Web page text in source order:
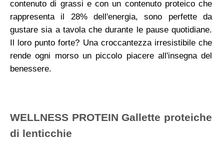
contenuto di grassi e con un contenuto proteico che
rappresenta il 28% dell'energia, sono perfette da
gustare sia a tavola che durante le pause quotidiane.
Il loro punto forte? Una croccantezza irresistibile che
rende ogni morso un piccolo piacere all'insegna del
benessere.
WELLNESS PROTEIN Gallette proteiche
di lenticchie